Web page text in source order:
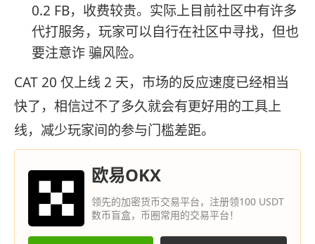
0.2 FB，收费较贵。实际上目前社区中有许多
代打服务，玩家可以自行在社区中寻找，但也
要注意诈 骗风险。
CAT 20 仅上线 2 天，市场的反应速度已经相当
快了，相信过不了多久就会有更好用的工具上
线，减少玩家间的参与门槛差距。
欧易OKX
领先的加密货币交易平台，注册领100 USDT
数币盲盒，币圈常用的交易平台！